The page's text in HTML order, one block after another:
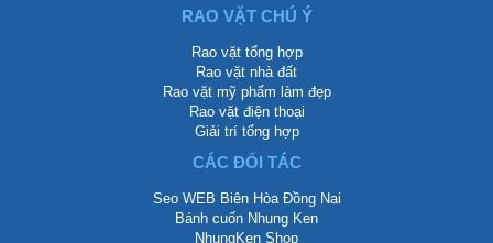
RAO VẶT CHÚ Ý
Rao vặt tổng hợp
Rao vặt nhà đất
Rao vặt mỹ phẩm làm đẹp
Rao vặt điện thoại
Giải trí tổng hợp
CÁC ĐỐI TÁC
Seo WEB Biên Hòa Đồng Nai
Bánh cuốn Nhung Ken
NhungKen Shop